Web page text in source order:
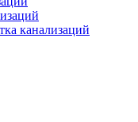
канализаций